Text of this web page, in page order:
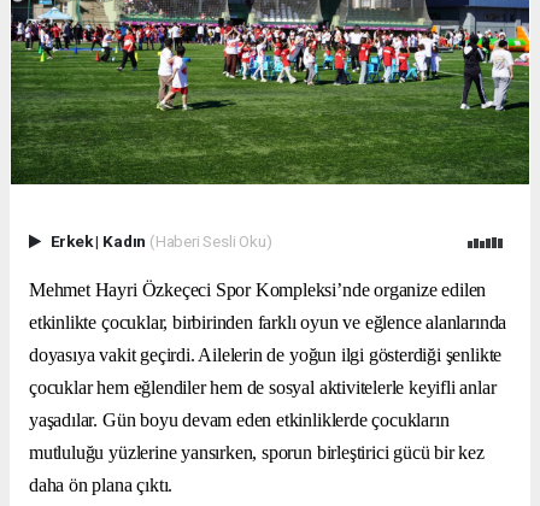
Erkek| Kadın (Haberi Sesli Oku)
Mehmet Hayri Özkeçeci Spor Kompleksi’nde organize edilen
etkinlikte çocuklar, birbirinden farklı oyun ve eğlence alanlarında
doyasıya vakit geçirdi. Ailelerin de yoğun ilgi gösterdiği şenlikte
çocuklar hem eğlendiler hem de sosyal aktivitelerle keyifli anlar
yaşadılar. Gün boyu devam eden etkinliklerde çocukların
mutluluğu yüzlerine yansırken, sporun birleştirici gücü bir kez
daha ön plana çıktı.